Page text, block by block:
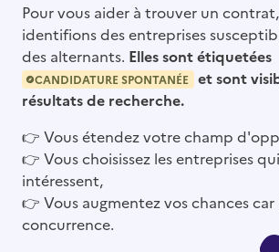
Pour vous aider à trouver un
identifions des entreprises
des alternants. Elles sont étiquetées
CANDIDATURE SPONTANÉE
et sont
résultats de recherche.
👉 Vous étendez votre champ
👉 Vous choisissez les entreprises
intéressent,
👉 Vous augmentez vos chances
concurrence.